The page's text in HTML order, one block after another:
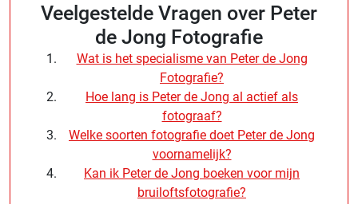
Veelgestelde Vragen over Peter
de Jong Fotografie
Wat is het specialisme van Peter de Jong
Fotografie?
Hoe lang is Peter de Jong al actief als
fotograaf?
Welke soorten fotografie doet Peter de Jong
voornamelijk?
Kan ik Peter de Jong boeken voor mijn
bruiloftsfotografie?